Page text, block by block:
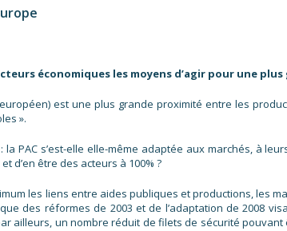
économiques les moyens d’agir pour une
est une plus grande proximité entre les
».
PAC s’est-elle elle-même adaptée aux marchés, à
d’en être des acteurs à 100% ?
les liens entre aides publiques et productions, les
des réformes de 2003 et de l’adaptation de 2008
ailleurs, un nombre réduit de filets de sécurité